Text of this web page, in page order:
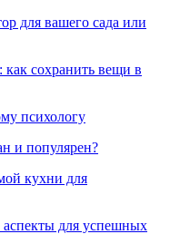
для вашего сада или
как сохранить вещи в
психологу
и популярен?
кухни для
для успешных